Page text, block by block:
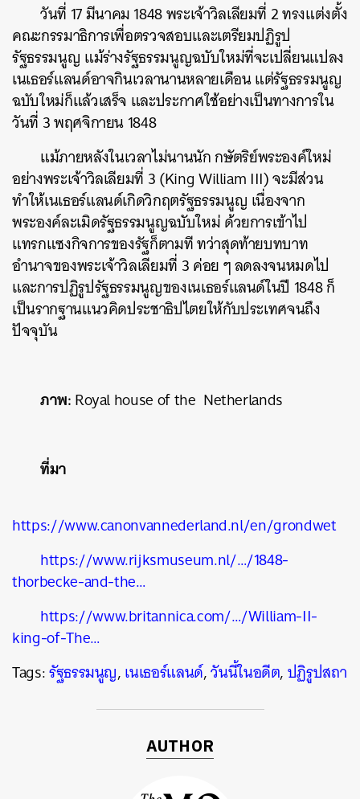
วันที่ 17 มีนาคม 1848 พระเจ้าวิลเลียมที่ 2 ทรงแต่งตั้ง
คณะกรรมาธิการเพื่อตรวจสอบและเตรียมปฏิรูป
รัฐธรรมนูญ แม้ร่างรัฐธรรมนูญฉบับใหม่ที่จะเปลี่ยนแปลง
เนเธอร์แลนด์อาจกินเวลานานหลายเดือน แต่รัฐธรรมนูญ
ฉบับใหม่ก็แล้วเสร็จ และประกาศใช้อย่างเป็นทางการใน
วันที่ 3 พฤศจิกายน 1848
แม้ภายหลังในเวลาไม่นานนัก กษัตริย์พระองค์ใหม่
อย่างพระเจ้าวิลเลียมที่ 3 (King William III) จะมีส่วน
ทำให้เนเธอร์แลนด์เกิดวิกฤตรัฐธรรมนูญ เนื่องจาก
พระองค์ละเมิดรัฐธรรมนูญฉบับใหม่ ด้วยการเข้าไป
แทรกแซงกิจการของรัฐก็ตามที ทว่าสุดท้ายบทบาท
อำนาจของพระเจ้าวิลเลียมที่ 3 ค่อย ๆ ลดลงจนหมดไป
และการปฏิรูปรัฐธรรมนูญของเนเธอร์แลนด์ในปี 1848 ก็
เป็นรากฐานแนวคิดประชาธิปไตยให้กับประเทศจนถึง
ปัจจุบัน
ภาพ:Royal house of the Netherlands
ที่มา
https://www.canonvannederland.nl/en/grondwet
https://www.rijksmuseum.nl/…/1848-
thorbecke-and-the…
https://www.britannica.com/…/William-II-
king-of-The…
Tags:รัฐธรรมนูญ,เนเธอร์แลนด์,วันนี้ในอดีต,ปฏิรูปสถา
AUTHOR
ค้นหา
SHARE TWEET LINE EMAIL